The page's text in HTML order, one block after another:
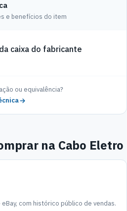
e benefícios do item
caixa do fabricante
ou equivalência?
na Cabo Eletro
com histórico público de vendas.